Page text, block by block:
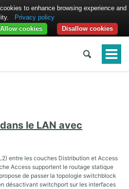
le LAN avec
entre les couches Distribution et Access
Access supportent le routage statique
de passer la topologie switchblock
désactivant switchport sur les interfaces
to enhance browsing experience and
Privacy policy
Disallow cookies
Allow cookies